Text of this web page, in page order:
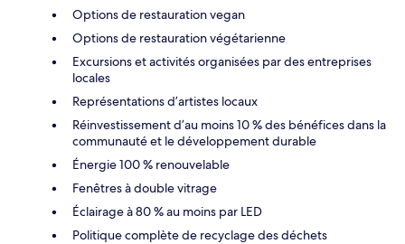
Options de restauration vegan
Options de restauration végétarienne
Excursions et activités organisées par des entreprises
locales
Représentations d’artistes locaux
Réinvestissement d’au moins 10 % des bénéfices dans la
communauté et le développement durable
Énergie 100 % renouvelable
Fenêtres à double vitrage
Éclairage à 80 % au moins par LED
Politique complète de recyclage des déchets